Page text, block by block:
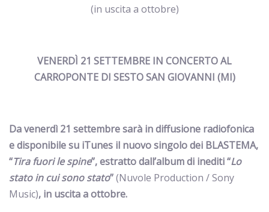
(in uscita a ottobre)
VENERDÌ 21 SETTEMBRE IN CONCERTO AL
CARROPONTE DI SESTO SAN GIOVANNI (MI)
Da venerdì 21 settembre sarà in diffusione radiofonica
e disponibile su iTunes il nuovo singolo dei BLASTEMA,
“Tira fuori le spine”, estratto dall’album di inediti “Lo
stato in cui sono stato”(Nuvole Production / Sony
Music), in uscita a ottobre.